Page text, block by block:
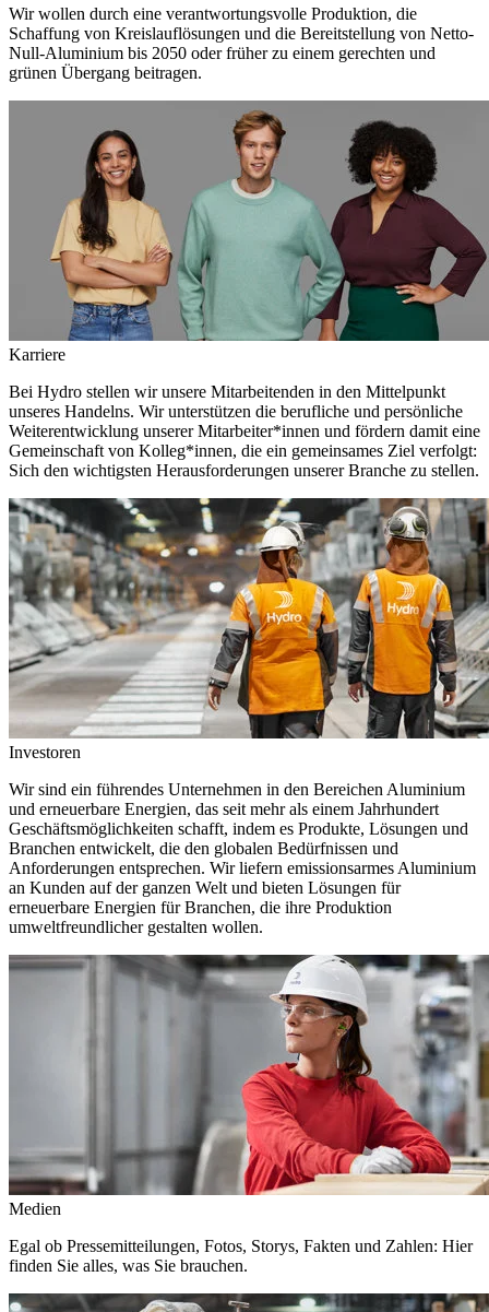
Wir wollen durch eine verantwortungsvolle Produktion, die
Schaffung von Kreislauflösungen und die Bereitstellung von Netto-
Null-Aluminium bis 2050 oder früher zu einem gerechten und
grünen Übergang beitragen.
Karriere
Bei Hydro stellen wir unsere Mitarbeitenden in den Mittelpunkt
unseres Handelns. Wir unterstützen die berufliche und persönliche
Weiterentwicklung unserer Mitarbeiter*innen und fördern damit eine
Gemeinschaft von Kolleg*innen, die ein gemeinsames Ziel verfolgt:
Sich den wichtigsten Herausforderungen unserer Branche zu stellen.
Investoren
Wir sind ein führendes Unternehmen in den Bereichen Aluminium
und erneuerbare Energien, das seit mehr als einem Jahrhundert
Geschäftsmöglichkeiten schafft, indem es Produkte, Lösungen und
Branchen entwickelt, die den globalen Bedürfnissen und
Anforderungen entsprechen. Wir liefern emissionsarmes Aluminium
an Kunden auf der ganzen Welt und bieten Lösungen für
erneuerbare Energien für Branchen, die ihre Produktion
umweltfreundlicher gestalten wollen.
Medien
Egal ob Pressemitteilungen, Fotos, Storys, Fakten und Zahlen: Hier
finden Sie alles, was Sie brauchen.